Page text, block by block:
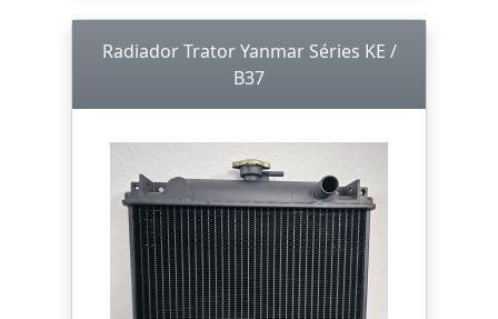
Radiador Trator Yanmar Séries KE /
B37